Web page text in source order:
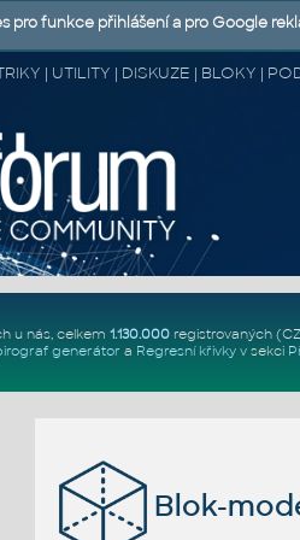
| UTILITY | DISKUZE | BLOKY |
u nás, celkem 1.130.000registrovaných
generátor a Regresní křivkyv sekci
Blok-
pro funkce přihlášení a pro Google